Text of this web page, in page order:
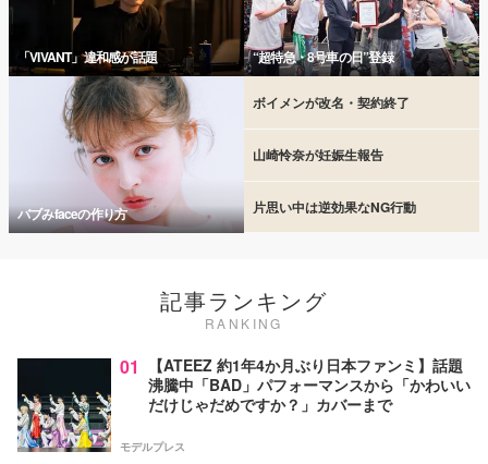
「VIVANT」違和感が話題 “超特急・8号車の日”登録
バブみfaceの作り方
ボイメンが改名・契約終了
山崎怜奈が妊娠生報告
片思い中は逆効果なNG行動
記事ランキング
RANKING
01
【ATEEZ 約1年4か月ぶり日本ファンミ】話題
沸騰中「BAD」パフォーマンスから「かわいい
だけじゃだめですか？」カバーまで
モデルプレス